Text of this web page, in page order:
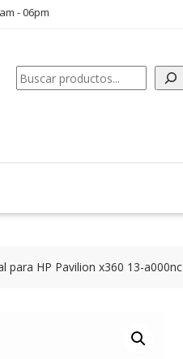
- 06pm
Buscar
para HP Pavilion x360 13-a000nc